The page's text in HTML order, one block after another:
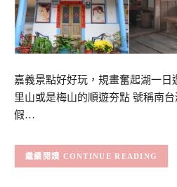
嘉義景點好好玩，規畫奮起湖一日
里山或是梅山的順遊夯點 號稱南
假…
CONTINUE READING